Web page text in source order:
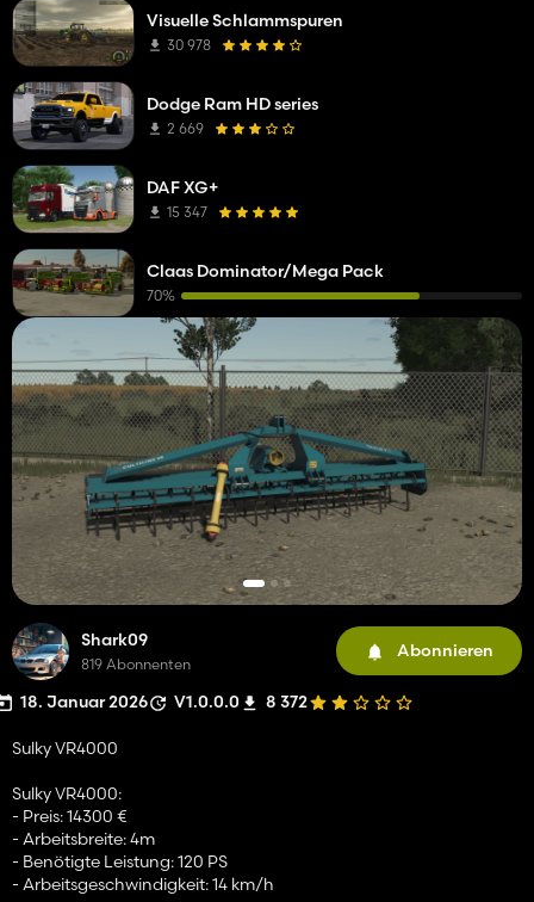
Shark09
819 Abonnenten
Abonnieren
18. Januar 2026 V1.0.0.0 8 372
Sulky VR4000
Sulky VR4000:
- Preis: 14300 €
- Arbeitsbreite: 4m
- Benötigte Leistung: 120 PS
- Arbeitsgeschwindigkeit: 14 km/h
Visuelle Schlammspuren
30 978
Dodge Ram HD series
2 669
DAF XG+
15 347
Claas Dominator/Mega Pack
70%